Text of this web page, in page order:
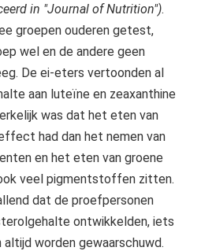
in "Journal of Nutrition").
groepen ouderen getest,
wel en de andere geen
De ei-eters vertoonden al
aan luteïne en zeaxanthine
was dat het eten van
had dan het nemen van
en het eten van groene
veel pigmentstoffen zitten.
dat de proefpersonen
ontwikkelden, iets
worden gewaarschuwd.